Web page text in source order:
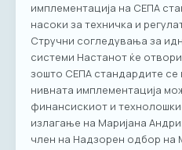
имплементација на СЕПА
насоки за техничка и
Стручни согледувања за
системи Настанот ќе
зошто СЕПА стандардите се
нивната имплементација
финансискиот и
излагање на Маријана
член на Надзорен одбор на